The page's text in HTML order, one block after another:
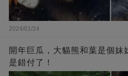
2024/01/24
開年巨瓜，大貓熊和葉是個妹
是錯付了！